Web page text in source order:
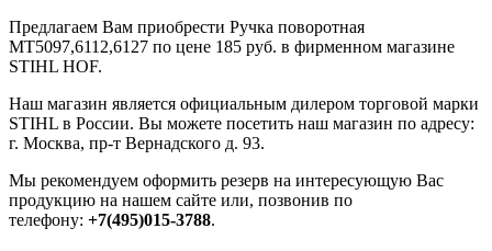
Предлагаем Вам приобрести Ручка поворотная
МТ5097,6112,6127 по цене 185 руб. в фирменном магазине
STIHL HOF.
Наш магазин является официальным дилером торговой марки
STIHL в России. Вы можете посетить наш магазин по адресу:
г. Москва, пр-т Вернадского д. 93.
Мы рекомендуем оформить резерв на интересующую Вас
продукцию на нашем сайте или, позвонив по
телефону: +7(495)015-3788.